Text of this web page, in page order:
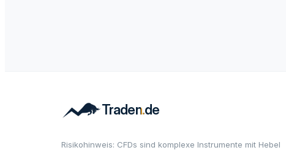
Risikohinweis: CFDs sind komplexe Instrumente mit Hebel